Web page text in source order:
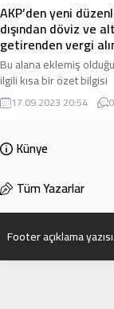
AKP’den yeni
dışından döviz ve
getirenden vergi
Bu alana eklemiş
ilgili kısa bir özet bilgisi
ekleyebilirsiniz. Bu metin
düzenleme sayfasında
eklenmişse başlık altında
olarak bu şekilde
17.09.2023 20:54 0
Künye
Tüm Yazarlar
Footer açıklama